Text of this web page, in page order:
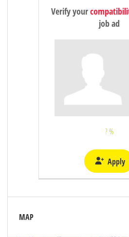
Verify your
job ad
? %
Apply
MAP